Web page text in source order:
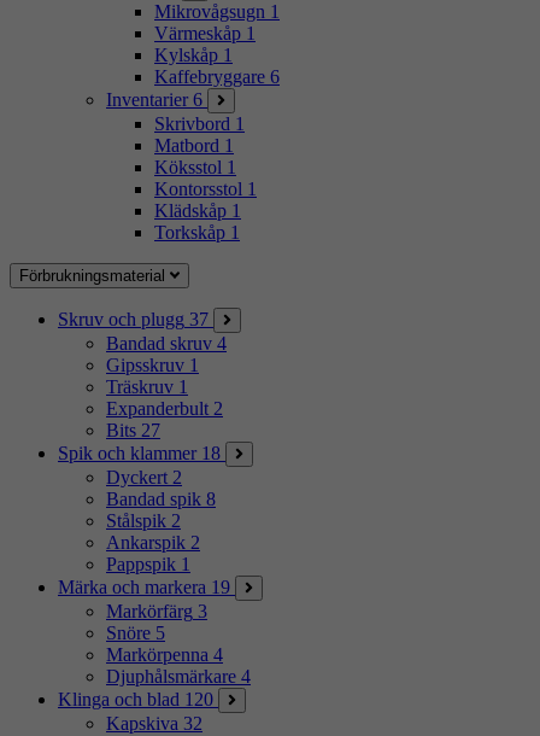
Mikrovågsugn 1
Värmeskåp 1
Kylskåp 1
Kaffebryggare 6
Inventarier 6
Skrivbord 1
Matbord 1
Köksstol 1
Kontorsstol 1
Klädskåp 1
Torkskåp 1
Förbrukningsmaterial
Skruv och plugg 37
Bandad skruv 4
Gipsskruv 1
Träskruv 1
Expanderbult 2
Bits 27
Spik och klammer 18
Dyckert 2
Bandad spik 8
Stålspik 2
Ankarspik 2
Pappspik 1
Märka och markera 19
Markörfärg 3
Snöre 5
Markörpenna 4
Djuphålsmärkare 4
Klinga och blad 120
Kapskiva 32